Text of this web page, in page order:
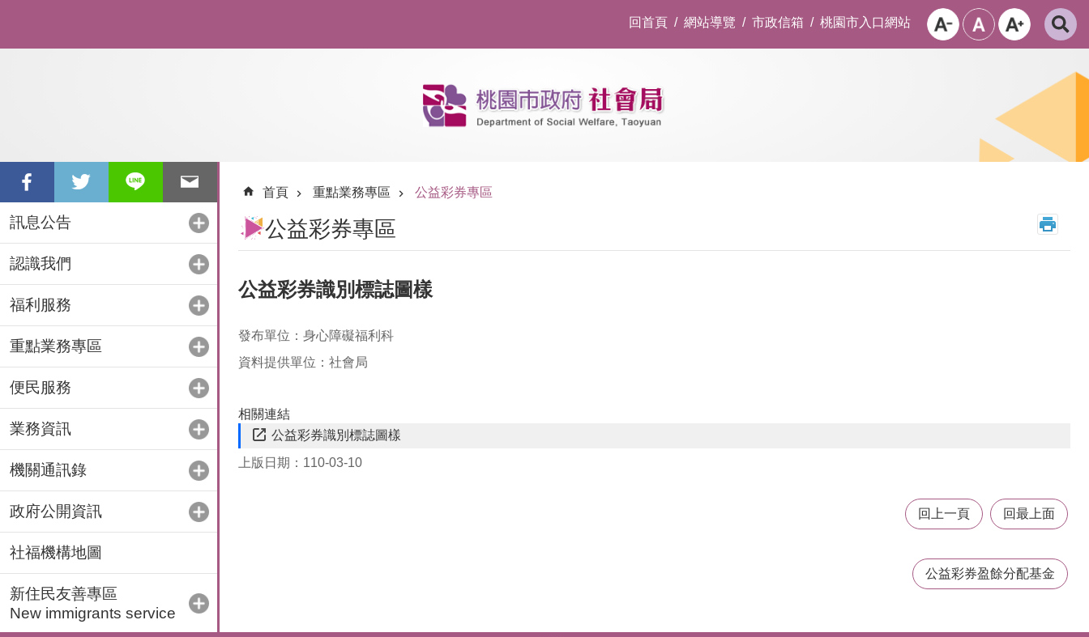
回首頁 網站導覽 市政信箱 桃園市入口網站
訊息公告
認識我們
福利服務
重點業務專區
便民服務
業務資訊
機關通訊錄
政府公開資訊
社福機構地圖
新住民友善專區
New immigrants service
首頁 重點業務專區 公益彩券專區
公益彩券專區
公益彩券識別標誌圖樣
發布單位：身心障礙福利科
資料提供單位：社會局
相關連結
公益彩券識別標誌圖樣
上版日期：110-03-10
回上一頁 回最上面
公益彩券盈餘分配基金